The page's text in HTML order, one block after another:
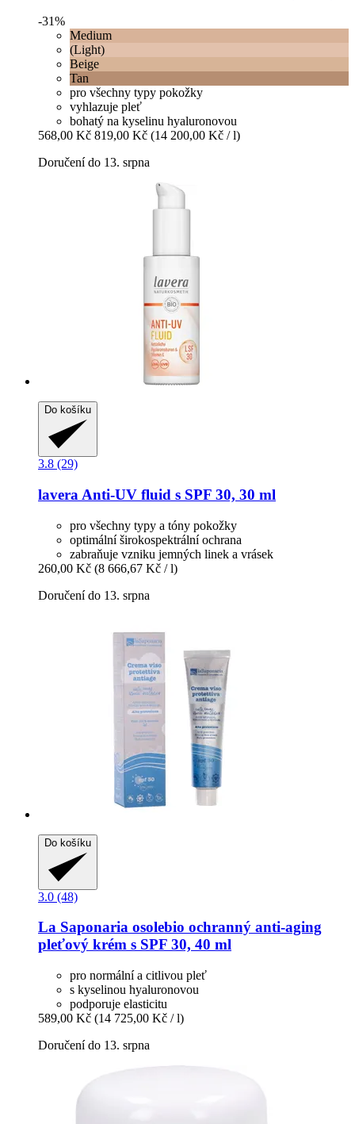
-31%
Medium
(Light)
Beige
Tan
pro všechny typy pokožky
vyhlazuje pleť
bohatý na kyselinu hyaluronovou
568,00 Kč 819,00 Kč (14 200,00 Kč / l)
Doručení do 13. srpna
Do košíku
3.8 (29)
lavera Anti-​UV fluid s SPF 30, 30 ml
pro všechny typy a tóny pokožky
optimální širokospektrální ochrana
zabraňuje vzniku jemných linek a vrásek
260,00 Kč (8 666,67 Kč / l)
Doručení do 13. srpna
Do košíku
3.0 (48)
La Saponaria osolebio ochranný anti-​aging
pleťový krém s SPF 30, 40 ml
pro normální a citlivou pleť
s kyselinou hyaluronovou
podporuje elasticitu
589,00 Kč (14 725,00 Kč / l)
Doručení do 13. srpna